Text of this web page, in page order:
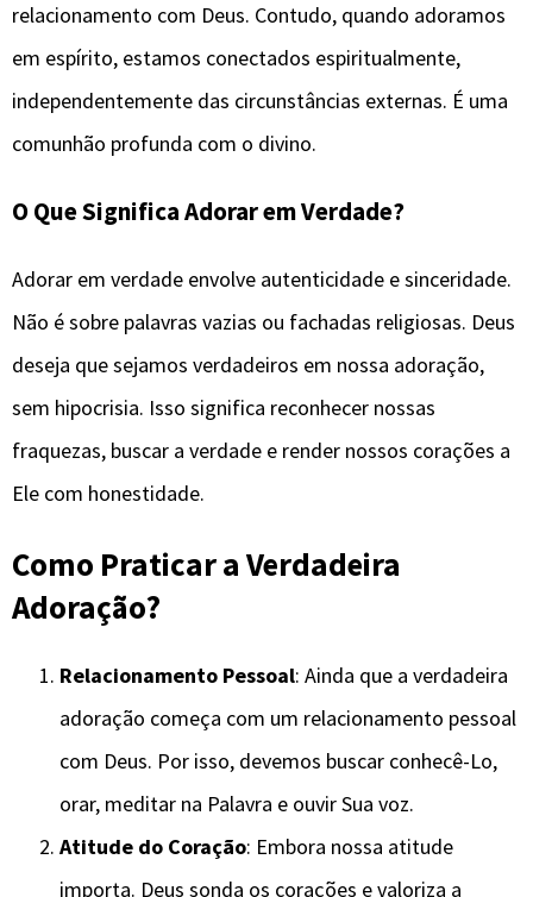
relacionamento com Deus. Contudo, quando adoramos
em espírito, estamos conectados espiritualmente,
independentemente das circunstâncias externas. É uma
comunhão profunda com o divino.
O Que Significa Adorar em Verdade?
Adorar em verdade envolve autenticidade e sinceridade.
Não é sobre palavras vazias ou fachadas religiosas. Deus
deseja que sejamos verdadeiros em nossa adoração,
sem hipocrisia. Isso significa reconhecer nossas
fraquezas, buscar a verdade e render nossos corações a
Ele com honestidade.
Como Praticar a Verdadeira
Adoração?
Relacionamento Pessoal: Ainda que a verdadeira
adoração começa com um relacionamento pessoal
com Deus. Por isso, devemos buscar conhecê-Lo,
orar, meditar na Palavra e ouvir Sua voz.
Atitude do Coração: Embora nossa atitude
importa. Deus sonda os corações e valoriza a